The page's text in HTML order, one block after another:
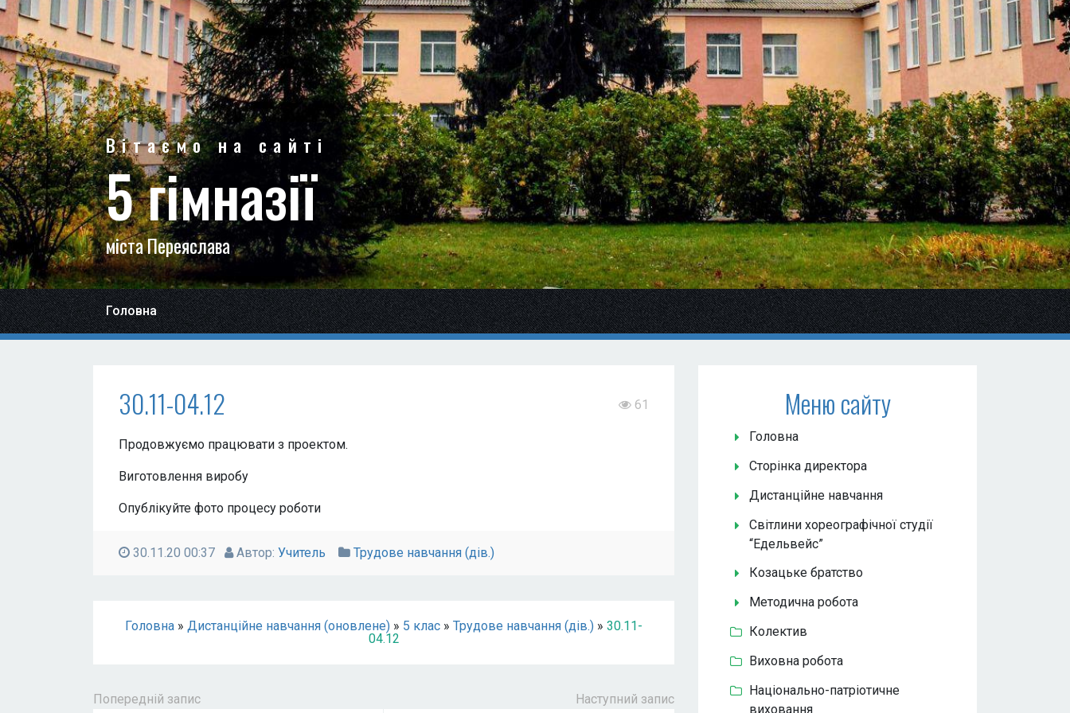
Вітаємо на сайті
5 гімназії
міста Переяслава
Головна
30.11-04.12 61
Продовжуємо працювати з проектом.
Виготовлення виробу
Опублікуйте фото процесу роботи
30.11.20 00:37 Автор: Учитель Трудове навчання (дів.)
Головна » Дистанційне навчання (оновлене) » 5 клас » Трудове навчання (дів.) » 30.11-
04.12
Попередній запис Наступний запис
Меню сайту
Головна
Сторінка директора
Дистанційне навчання
Світлини хореографічної студії
“Едельвейс”
Козацьке братство
Методична робота
Колектив
Виховна робота
Національно-патріотичне
виховання